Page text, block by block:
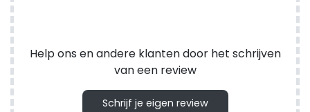
Help ons en andere klanten door het schrijven
van een review
Schrijf je eigen review